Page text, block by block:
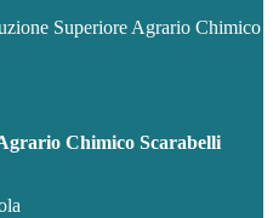
Superiore Agrario Chimico
Chimico Scarabelli